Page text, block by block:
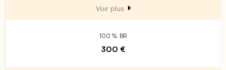
Voir plus
100 % BR
300 €